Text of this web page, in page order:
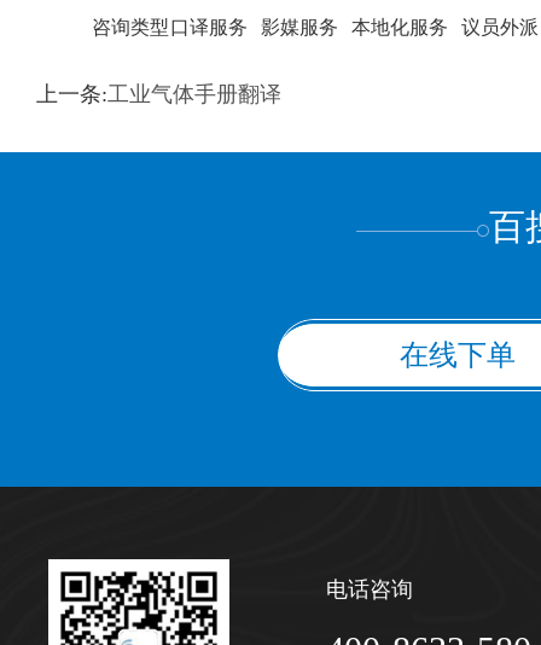
咨询类型口译服务 影媒服务 本地化服务 议员外派
训翻译 标准级
上一条:工业气体手册翻译
百
在线下单
电话咨询